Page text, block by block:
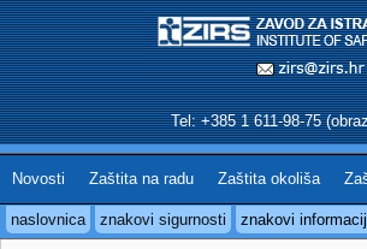
Tel: +385 1 611-98-75
Novosti Zaštita na radu Zaštita okoliša
naslovnica znakovi sigurnosti znakovi